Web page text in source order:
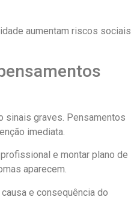
aumentam riscos sociais
sinais graves. Pensamentos
imediata.
e montar plano de
aparecem.
e consequência do